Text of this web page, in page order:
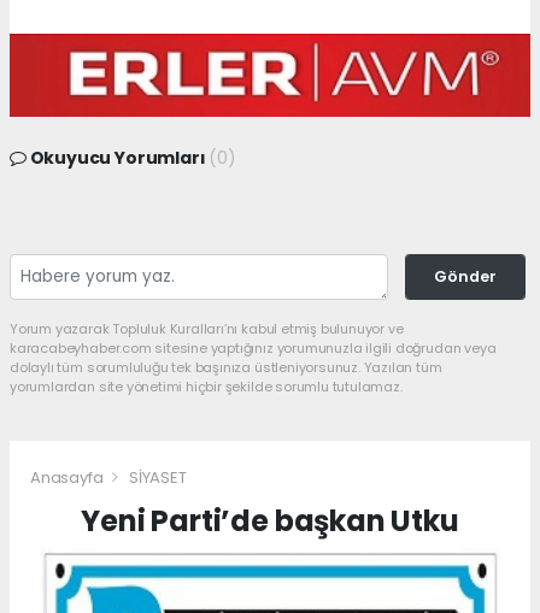
Okuyucu Yorumları (0)
Gönder
Yorum yazarak Topluluk Kuralları’nı kabul etmiş bulunuyor ve
karacabeyhaber.com sitesine yaptığınız yorumunuzla ilgili doğrudan veya
dolaylı tüm sorumluluğu tek başınıza üstleniyorsunuz. Yazılan tüm
yorumlardan site yönetimi hiçbir şekilde sorumlu tutulamaz.
Anasayfa SİYASET
Yeni Parti’de başkan Utku